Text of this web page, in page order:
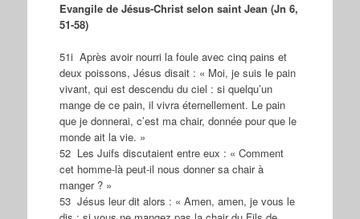
Evangile de Jésus-Christ selon saint Jean (Jn 6,
51-58)
51i Après avoir nourri la foule avec cinq pains et
deux poissons, Jésus disait : « Moi, je suis le pain
vivant, qui est descendu du ciel : si quelqu’un
mange de ce pain, il vivra éternellement. Le pain
que je donnerai, c’est ma chair, donnée pour que le
monde ait la vie. »
52 Les Juifs discutaient entre eux : « Comment
cet homme-là peut-il nous donner sa chair à
manger ? »
53 Jésus leur dit alors : « Amen, amen, je vous le